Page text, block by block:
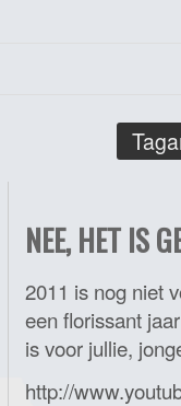
NEE, HET IS
2011 is nog niet
een florissant
is voor jullie,
http://